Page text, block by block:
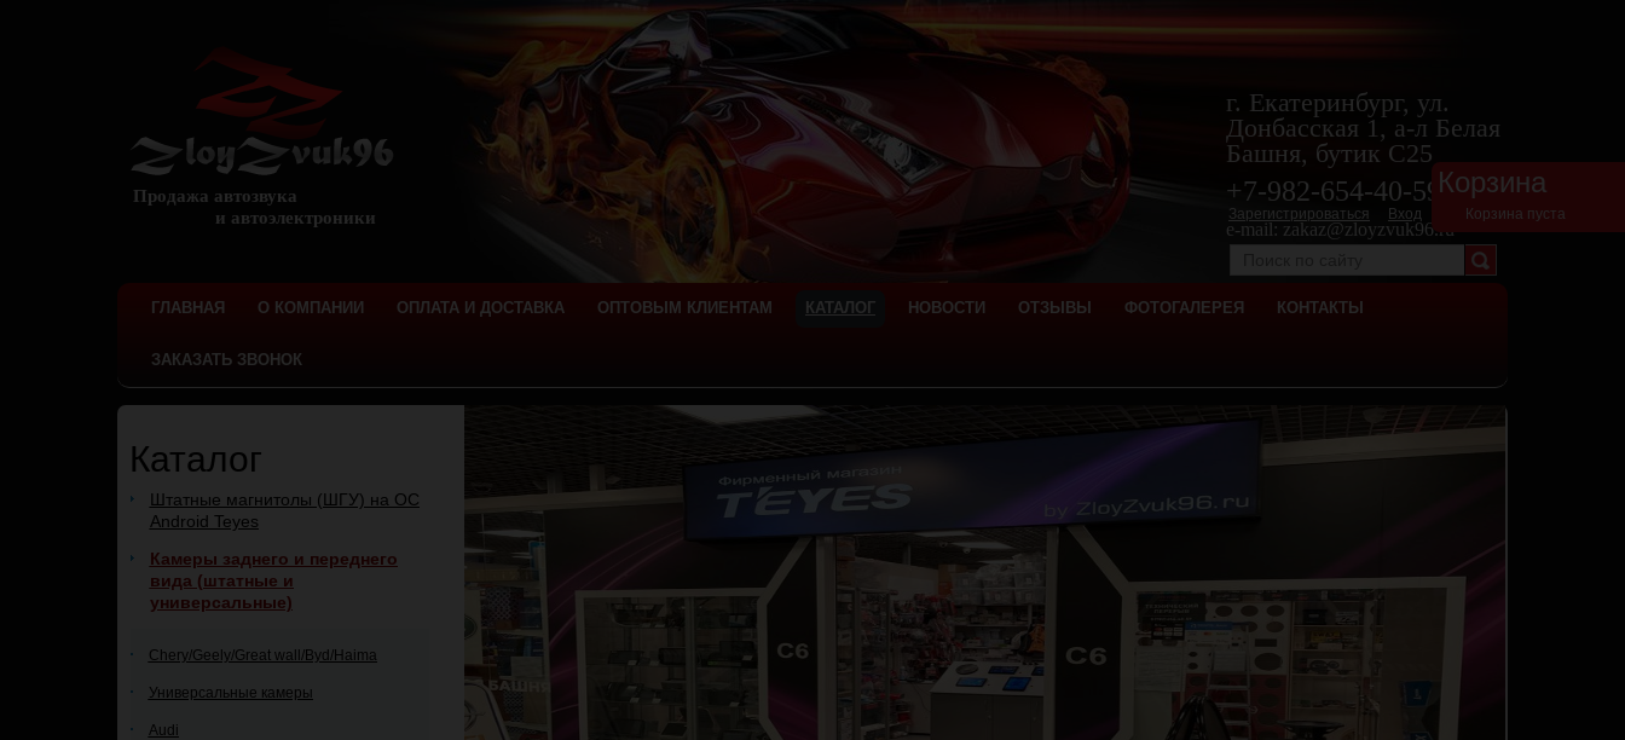
Зарегистрироваться Вход
г. Екатеринбург, ул.
Донбасская 1, а-л Белая
Башня, бутик С25
+7-982-654-40-59
e-mail: zakaz@zloyzvuk96.ru
Продажа автозвука
и автоэлектроники
ГЛАВНАЯ О КОМПАНИИ ОПЛАТА И ДОСТАВКА ОПТОВЫМ КЛИЕНТАМ КАТАЛОГ НОВОСТИ ОТЗЫВЫ ФОТОГАЛЕРЕЯ КОНТАКТЫ
ЗАКАЗАТЬ ЗВОНОК
Корзина
Корзина пуста
Каталог
Штатные магнитолы (ШГУ) на ОС
Android Teyes
Камеры заднего и переднего
вида (штатные и
универсальные)
Chery/Geely/Great wall/Byd/Haima
Универсальные камеры
Audi